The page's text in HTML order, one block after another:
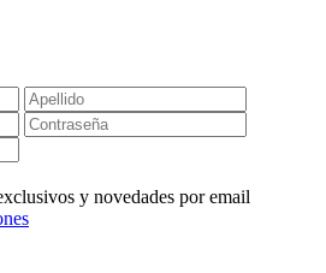
y novedades por email